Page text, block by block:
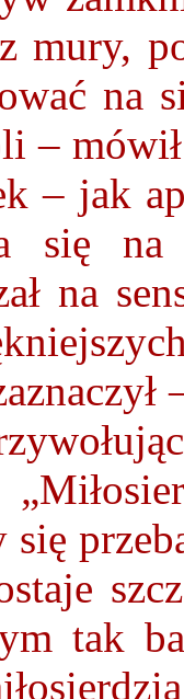
mury,
na
–
– jak
się
na
tak